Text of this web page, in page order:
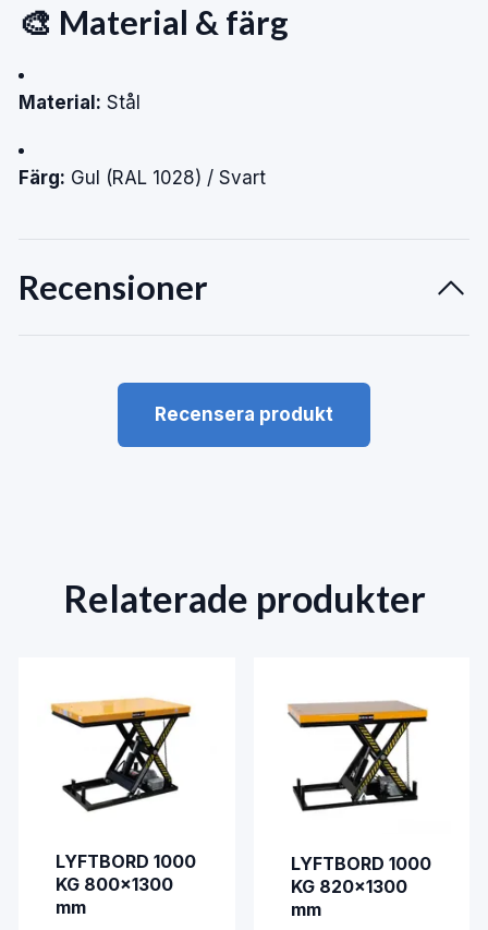
🎨 Material & färg
Material: Stål
Färg: Gul (RAL 1028) / Svart
Recensioner
Recensera produkt
Relaterade produkter
LYFTBORD 1000
KG 800x1300
mm
LYFTBORD 1000
KG 820x1300
mm